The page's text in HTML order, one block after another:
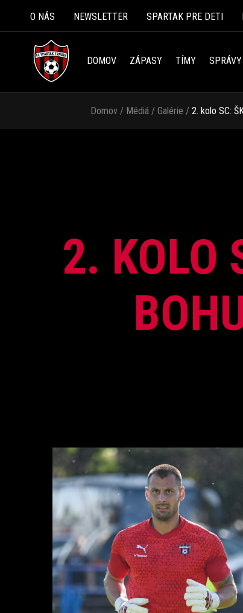
O NÁS NEWSLETTER SPARTAK PRE DETI
DOMOV ZÁPASY TÍMY SPRÁVY
Domov / Médiá / Galérie / 2. kolo SC:
2. KOLO